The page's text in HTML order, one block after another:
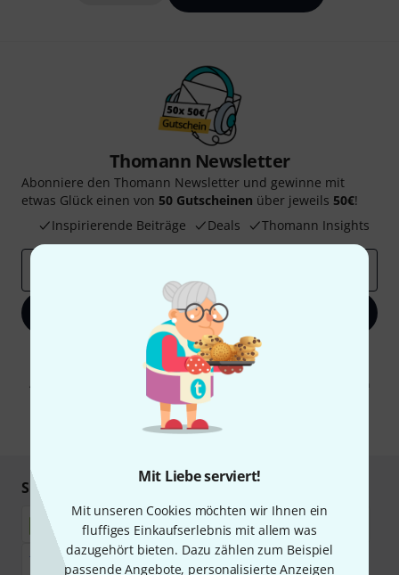
Mit Liebe serviert!
Mit unseren Cookies möchten wir Ihnen ein
fluffiges Einkaufserlebnis mit allem was
dazugehört bieten. Dazu zählen zum Beispiel
passende Angebote, personalisierte Anzeigen
Thomann Newsletter
Abonniere den Thomann Newsletter und gewinne mit
etwas Glück einen von 50 Gutscheinen über jeweils 50€!
Inspirierende Beiträge
Deals Thomann Insights
Jetzt anmelden
Mit Klick auf „Jetzt anmelden“ stimmen Sie dem Erhalt von E-Mail-
Werbung und einer Messung des E-Mail-Nutzungsverhaltens zu. Die
Abmeldung ist jederzeit möglich. Weitere Informationen finden Sie in
unseren
Datenschutzhinweisen
* Pflichtfeld
Sicher einkaufen & bezahlen